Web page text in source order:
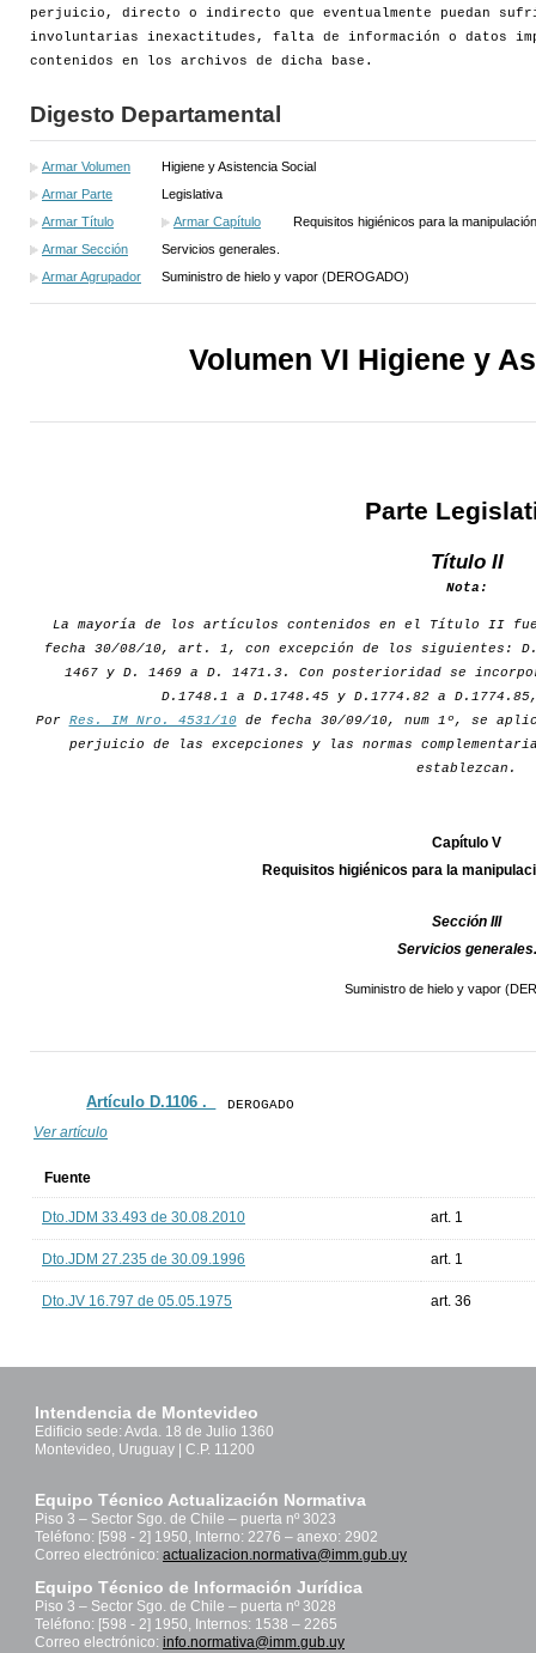
perjuicio, directo o indirecto que eventualmente puedan
involuntarias inexactitudes, falta de información o datos
contenidos en los archivos de dicha base.
Digesto Departamental
Armar Volumen
Higiene y Asistencia Social
Armar Parte
Legislativa
Armar Título
Armar Capítulo
Requisitos higiénicos para la
Armar Sección
Servicios generales.
Armar Agrupador
Suministro de hielo y vapor (DEROGADO)
Volumen VI Higiene y
Parte
Título II
Nota:
La mayoría de los artículos contenidos en el Título II
fecha 30/08/10, art. 1, con excepción de los siguientes:
1467 y D. 1469 a D. 1471.3. Con posterioridad se
D.1748.1 a D.1748.45 y D.1774.82 a
Por Res. IM Nro. 4531/10de fecha 30/09/10, num 1º, se
perjuicio de las excepciones y las normas
establezcan.
Capítulo V
Requisitos higiénicos para la
Sección III
Servicios generales.
Suministro de hielo y vapor
Artículo D.1106 ._ DEROGADO
Ver artículo
Fuente
Dto.JDM 33.493 de 30.08.2010 art. 1
Dto.JDM 27.235 de 30.09.1996 art. 1
Dto.JV 16.797 de 05.05.1975 art. 36
Intendencia de Montevideo
Edificio sede: Avda. 18 de Julio 1360
Montevideo, Uruguay | C.P. 11200
Equipo Técnico Actualización Normativa
Piso 3 – Sector Sgo. de Chile – puerta nº 3023
Teléfono: [598 - 2] 1950, Interno: 2276 – anexo: 2902
Correo electrónico: actualizacion.normativa@imm.gub.uy
Equipo Técnico de Información Jurídica
Piso 3 – Sector Sgo. de Chile – puerta nº 3028
Teléfono: [598 - 2] 1950, Internos: 1538 – 2265
Correo electrónico: info.normativa@imm.gub.uy